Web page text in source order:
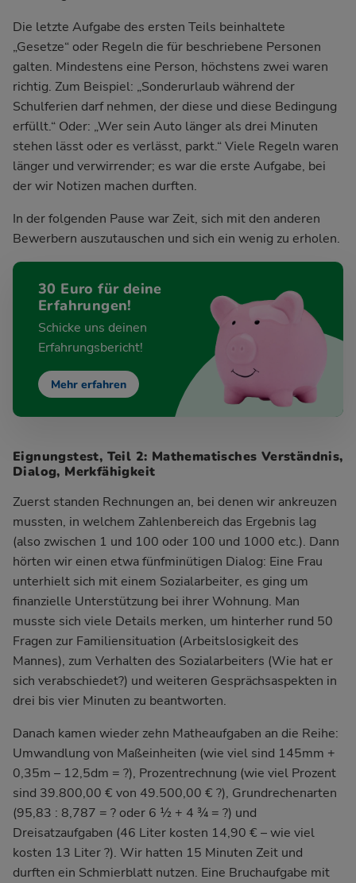
Die letzte Aufgabe des ersten Teils beinhaltete
„Gesetze“ oder Regeln die für beschriebene Personen
galten. Mindestens eine Person, höchstens zwei waren
richtig. Zum Beispiel: „Sonderurlaub während der
Schulferien darf nehmen, der diese und diese Bedingung
erfüllt.“ Oder: „Wer sein Auto länger als drei Minuten
stehen lässt oder es verlässt, parkt.“ Viele Regeln waren
länger und verwirrender; es war die erste Aufgabe, bei
der wir Notizen machen durften.
In der folgenden Pause war Zeit, sich mit den anderen
Bewerbern auszutauschen und sich ein wenig zu erholen.
30 Euro für deine
Erfahrungen!
Schicke uns deinen
Erfahrungsbericht!
Mehr erfahren
Eignungstest, Teil 2: Mathematisches Verständnis,
Dialog, Merkfähigkeit
Zuerst standen Rechnungen an, bei denen wir ankreuzen
mussten, in welchem Zahlenbereich das Ergebnis lag
(also zwischen 1 und 100 oder 100 und 1000 etc.). Dann
hörten wir einen etwa fünfminütigen Dialog: Eine Frau
unterhielt sich mit einem Sozialarbeiter, es ging um
finanzielle Unterstützung bei ihrer Wohnung. Man
musste sich viele Details merken, um hinterher rund 50
Fragen zur Familiensituation (Arbeitslosigkeit des
Mannes), zum Verhalten des Sozialarbeiters (Wie hat er
sich verabschiedet?) und weiteren Gesprächsaspekten in
drei bis vier Minuten zu beantworten.
Danach kamen wieder zehn Matheaufgaben an die Reihe:
Umwandlung von Maßeinheiten (wie viel sind 145mm +
0,35m – 12,5dm = ?), Prozentrechnung (wie viel Prozent
sind 39.800,00 € von 49.500,00 € ?), Grundrechenarten
(95,83 : 8,787 = ? oder 6 ½ + 4 ¾ = ?) und
Dreisatzaufgaben (46 Liter kosten 14,90 € – wie viel
kosten 13 Liter ?). Wir hatten 15 Minuten Zeit und
durften ein Schmierblatt nutzen. Eine Bruchaufgabe mit